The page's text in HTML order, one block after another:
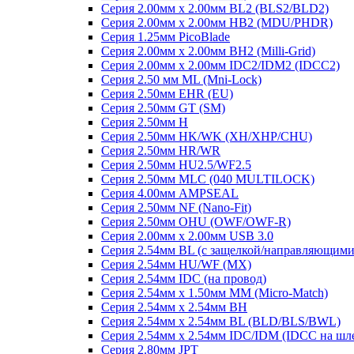
Серия 2.00мм x 2.00мм BL2 (BLS2/BLD2)
Серия 2.00мм x 2.00мм HB2 (MDU/PHDR)
Серия 1.25мм PicoBlade
Серия 2.00мм х 2.00мм BH2 (Milli-Grid)
Серия 2.00мм х 2.00мм IDC2/IDM2 (IDCC2)
Серия 2.50 мм ML (Mni-Lock)
Серия 2.50мм EHR (EU)
Серия 2.50мм GT (SM)
Серия 2.50мм H
Серия 2.50мм HK/WK (XH/XHP/CHU)
Серия 2.50мм HR/WR
Серия 2.50мм HU2.5/WF2.5
Серия 2.50мм MLC (040 MULTILOCK)
Серия 4.00мм AMPSEAL
Серия 2.50мм NF (Nano-Fit)
Серия 2.50мм OHU (OWF/OWF-R)
Серия 2.00мм x 2.00мм USB 3.0
Серия 2.54мм BL (с защелкой/
Серия 2.54мм HU/WF (MX)
Серия 2.54мм IDC (на провод)
Серия 2.54мм х 1.50мм MM (Micro-Match)
Серия 2.54мм х 2.54мм BH
Серия 2.54мм х 2.54мм BL (BLD/BLS/BWL)
Серия 2.54мм х 2.54мм IDC/IDM (IDCC на
Серия 2.80мм JPT